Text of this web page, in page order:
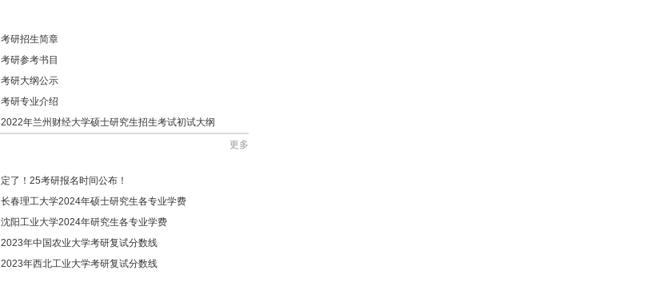
考研招生简章
考研参考书目
考研大纲公示
考研专业介绍
2022年兰州财经大学硕士研究生招生考试初试大纲
更多
定了！25考研报名时间公布！
长春理工大学2024年硕士研究生各专业学费
沈阳工业大学2024年研究生各专业学费
2023年中国农业大学考研复试分数线
2023年西北工业大学考研复试分数线